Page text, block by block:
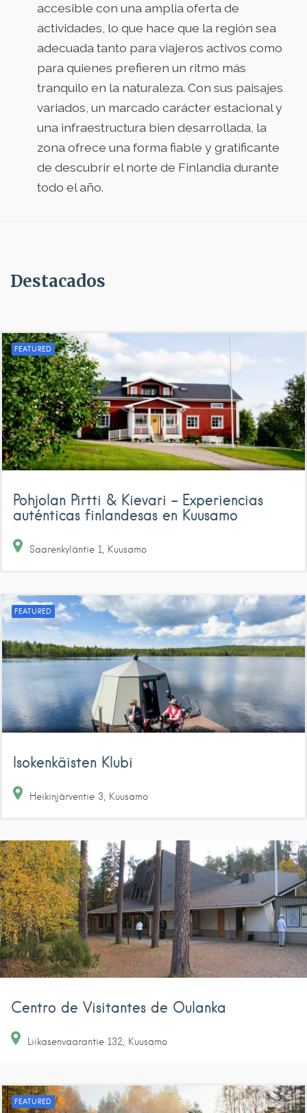
accesible con una amplia oferta de
actividades, lo que hace que la región sea
adecuada tanto para viajeros activos como
para quienes prefieren un ritmo más
tranquilo en la naturaleza. Con sus paisajes
variados, un marcado carácter estacional y
una infraestructura bien desarrollada, la
zona ofrece una forma fiable y gratificante
de descubrir el norte de Finlandia durante
todo el año.
Destacados
FEATURED
Pohjolan Pirtti & Kievari – Experiencias
auténticas finlandesas en Kuusamo
Saarenkyläntie 1 Kuusamo
FEATURED
Isokenkäisten Klubi
Heikinjärventie 3 Kuusamo
Centro de Visitantes de Oulanka
Liikasenvaarantie 132 Kuusamo
FEATURED